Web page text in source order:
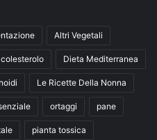
Altri Vegetali
colesterolo Dieta Mediterranea
Le Ricette Della Nonna
ortaggi pane
pianta tossica